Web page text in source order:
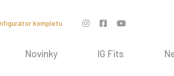
kompletu
Novinky IG Fits